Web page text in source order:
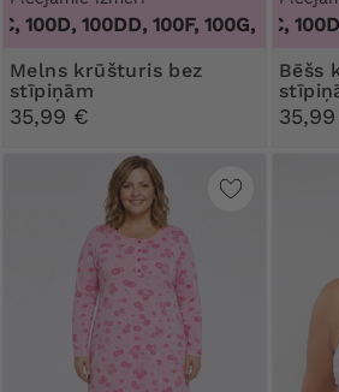
100DD, 100F, 100G, 100H, 100I,
Melns krūšturis bez
stīpiņām
35,99 €
100B, 100C, 100D,
Bēšs krūšturis bez